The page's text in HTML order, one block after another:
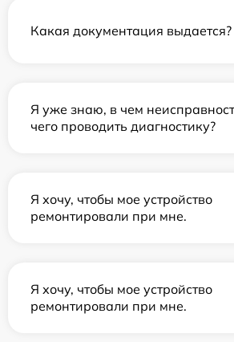
Какая документация выдается?
Я уже знаю, в чем
чего проводить диагностику?
Я хочу, чтобы мое устройство
ремонтировали при мне.
Я хочу, чтобы мое устройство
ремонтировали при мне.